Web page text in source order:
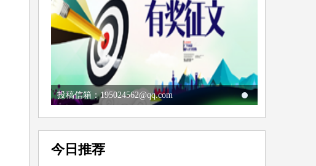
投稿信箱：195024562@qq.com
今日推荐